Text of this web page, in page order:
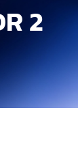
2